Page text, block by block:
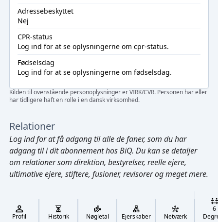
Cmd/Ctrl + K
Adressebeskyttet
Nej
CPR-status
Log ind for at se oplysningerne om cpr-status.
Fødselsdag
Log ind for at se oplysningerne om fødselsdag.
Kilden til ovenstående personoplysninger er VIRK/CVR. Personen har eller
har tidligere haft en rolle i en dansk virksomhed.
Relationer
Log indfor at få adgang til alle de faner, som du har
adgang til i dit abonnement hos BiQ. Du kan se detaljer
om relationer som direktion, bestyrelser, reelle ejere,
ultimative ejere, stiftere, fusioner, revisorer og meget mere.
Profil Historik Nøgletal Ejerskaber Netværk
6